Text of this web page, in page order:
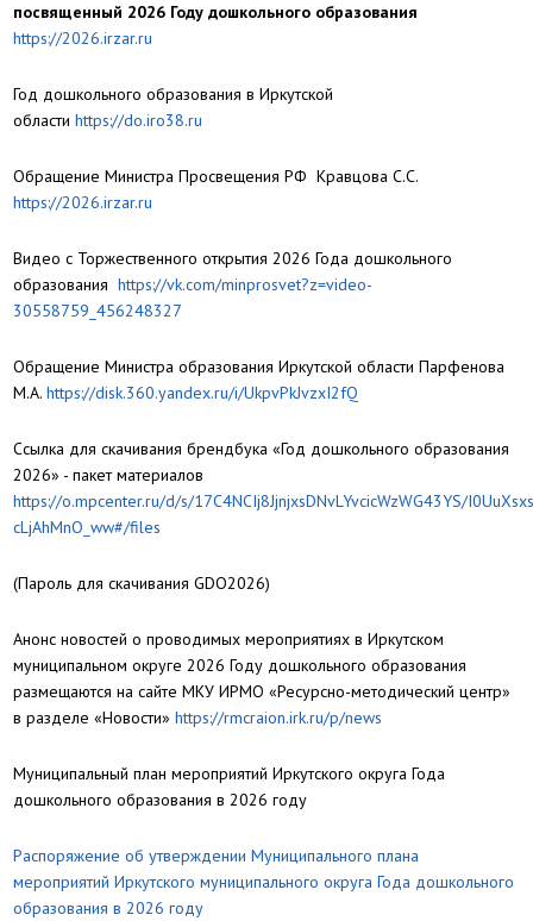
посвященный 2026 Году дошкольного образования
https://2026.irzar.ru
Год дошкольного образования в Иркутской
областиhttps://do.iro38.ru
Обращение Министра Просвещения РФ Кравцова С.С.
https://2026.irzar.ru
Видео с Торжественного открытия 2026 Года дошкольного
образованияhttps://vk.com/minprosvet?z=video-
30558759_456248327
Обращение Министра образования Иркутской области Парфенова
М.А.https://disk.360.yandex.ru/i/UkpvPkJvzxI2fQ
Ссылка для скачивания брендбука «Год дошкольного образования
2026» - пакет материалов
https://o.mpcenter.ru/d/s/17C4NCIj8JjnjxsDNvLYvcicWzWG43YS/
cLjAhMnO_ww#/files
(Пароль для скачивания GDO2026)
Анонс новостей о проводимых мероприятиях в Иркутском
муниципальном округе 2026 Году дошкольного образования
размещаются на сайте МКУ ИРМО «Ресурсно-методический центр»
в разделе «Новости»https://rmcraion.irk.ru/p/news
Муниципальный план мероприятий Иркутского округа Года
дошкольного образования в 2026 году
Распоряжение об утверждении Муниципального плана
мероприятий Иркутского муниципального округа Года дошкольного
образования в 2026 году